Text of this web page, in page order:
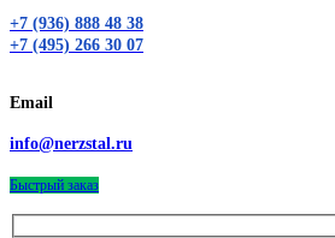
+7 (936) 888 48 38
+7 (495) 266 30 07
Email
info@nerzstal.ru
Быстрый заказ